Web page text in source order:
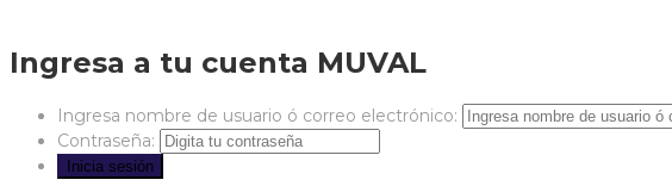
Ingresa a tu cuenta MUVAL
Ingresa nombre de usuario ó correo electrónico:
Contraseña: